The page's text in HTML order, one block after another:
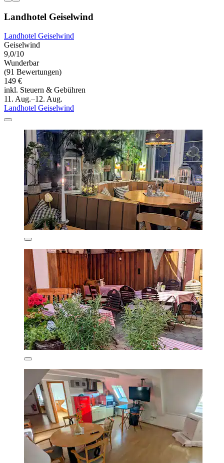
Landhotel Geiselwind
Landhotel Geiselwind
Geiselwind
9,0/10
Wunderbar
(91 Bewertungen)
149 €
inkl. Steuern & Gebühren
11. Aug.–12. Aug.
Landhotel Geiselwind